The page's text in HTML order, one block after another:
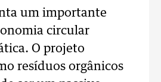
um importante
circular
O projeto
resíduos orgânicos